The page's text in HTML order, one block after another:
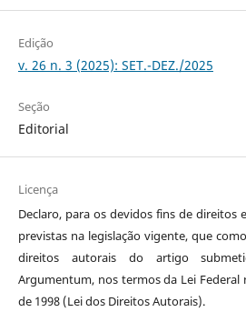
Edição
v. 26 n. 3 (2025): SET.-DEZ./2025
Seção
Editorial
Licença
Declaro, para os devidos fins de direitos
previstas na legislação vigente, que
direitos autorais do artigo
Argumentum, nos termos da Lei Federal
de 1998 (Lei dos Direitos Autorais).